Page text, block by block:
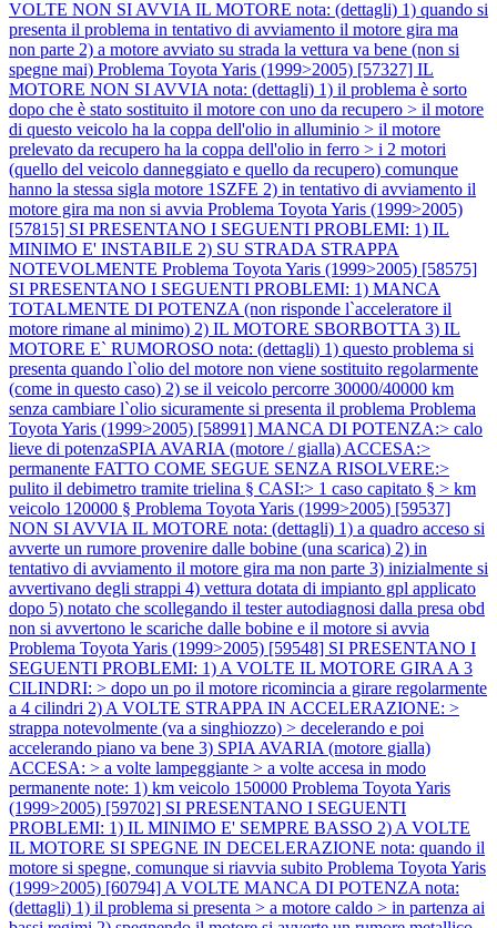
VOLTE NON SI AVVIA IL MOTORE nota: (dettagli) 1) quando si
presenta il problema in tentativo di avviamento il motore gira ma
non parte 2) a motore avviato su strada la vettura va bene (non si
spegne mai) Problema Toyota Yaris (1999>2005) [57327] IL
MOTORE NON SI AVVIA nota: (dettagli) 1) il problema è sorto
dopo che è stato sostituito il motore con uno da recupero > il motore
di questo veicolo ha la coppa dell'olio in alluminio > il motore
prelevato da recupero ha la coppa dell'olio in ferro > i 2 motori
(quello del veicolo danneggiato e quello da recupero) comunque
hanno la stessa sigla motore 1SZFE 2) in tentativo di avviamento il
motore gira ma non si avvia Problema Toyota Yaris (1999>2005)
[57815] SI PRESENTANO I SEGUENTI PROBLEMI: 1) IL
MINIMO E' INSTABILE 2) SU STRADA STRAPPA
NOTEVOLMENTE Problema Toyota Yaris (1999>2005) [58575]
SI PRESENTANO I SEGUENTI PROBLEMI: 1) MANCA
TOTALMENTE DI POTENZA (non risponde l`acceleratore il
motore rimane al minimo) 2) IL MOTORE SBORBOTTA 3) IL
MOTORE E` RUMOROSO nota: (dettagli) 1) questo problema si
presenta quando l`olio del motore non viene sostituito regolarmente
(come in questo caso) 2) se il veicolo percorre 30000/40000 km
senza cambiare l`olio sicuramente si presenta il problema Problema
Toyota Yaris (1999>2005) [58991] MANCA DI POTENZA:> calo
lieve di potenzaSPIA AVARIA (motore / gialla) ACCESA:>
permanente FATTO COME SEGUE SENZA RISOLVERE:>
pulito il debimetro tramite trielina § CASI:> 1 caso capitato § > km
veicolo 120000 § Problema Toyota Yaris (1999>2005) [59537]
NON SI AVVIA IL MOTORE nota: (dettagli) 1) a quadro acceso si
avverte un rumore provenire dalle bobine (una scarica) 2) in
tentativo di avviamento il motore gira ma non parte 3) inizialmente si
avvertivano degli strappi 4) vettura dotata di impianto gpl applicato
dopo 5) notato che scollegando il tester autodiagnosi dalla presa obd
non si avvertono le scariche dalle bobine e il motore si avvia
Problema Toyota Yaris (1999>2005) [59548] SI PRESENTANO I
SEGUENTI PROBLEMI: 1) A VOLTE IL MOTORE GIRA A 3
CILINDRI: > dopo un po il motore ricomincia a girare regolarmente
a 4 cilindri 2) A VOLTE STRAPPA IN ACCELERAZIONE: >
strappa notevolmente (va a singhiozzo) > decelerando e poi
accelerando piano va bene 3) SPIA AVARIA (motore gialla)
ACCESA: > a volte lampeggiante > a volte accesa in modo
permanente note: 1) km veicolo 150000 Problema Toyota Yaris
(1999>2005) [59702] SI PRESENTANO I SEGUENTI
PROBLEMI: 1) IL MINIMO E' SEMPRE BASSO 2) A VOLTE
IL MOTORE SI SPEGNE IN DECELERAZIONE nota: quando il
motore si spegne, comunque si riavvia subito Problema Toyota Yaris
(1999>2005) [60794] A VOLTE MANCA DI POTENZA nota:
(dettagli) 1) il problema si presenta > a motore caldo > in partenza ai